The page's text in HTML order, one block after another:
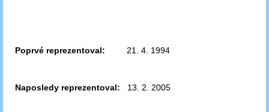
Poprvé reprezentoval: 21. 4. 1994
Naposledy reprezentoval: 13. 2. 2005